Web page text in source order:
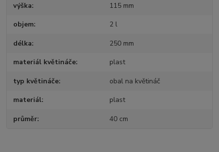
výška 115 mm
objem 2 l
délka 250 mm
materiál květináče plast
typ květináče obal na květináč
materiál plast
průměr 40 cm